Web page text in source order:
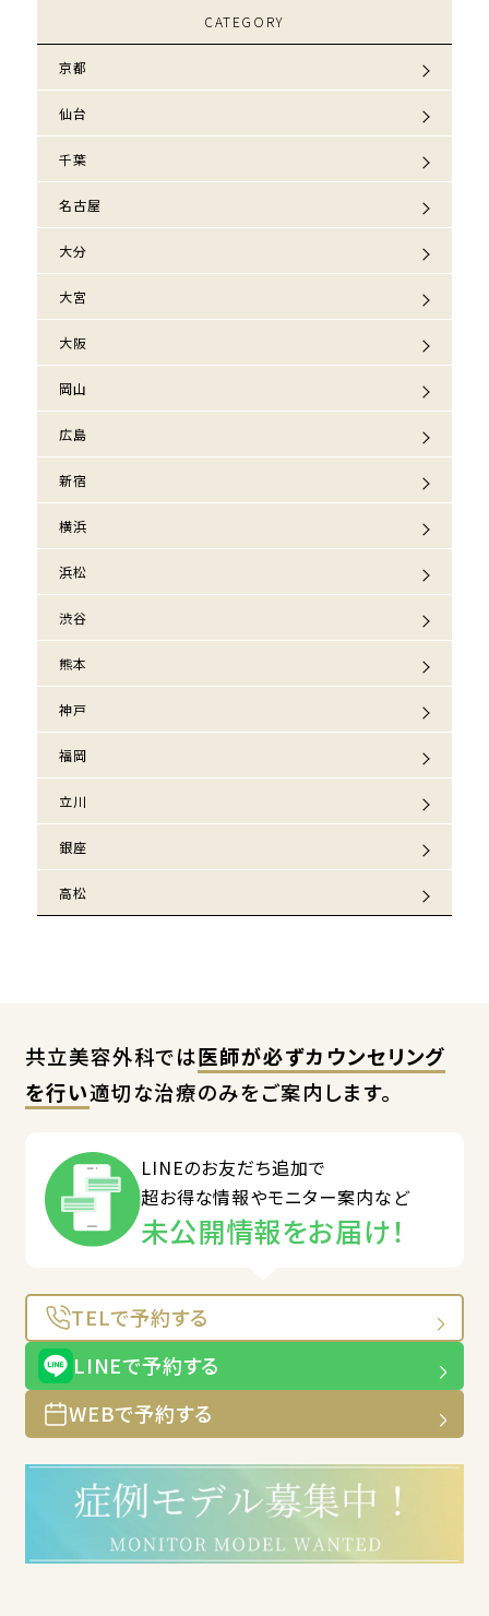
CATEGORY
京都
仙台
千葉
名古屋
大分
大宮
大阪
岡山
広島
新宿
横浜
浜松
渋谷
熊本
神戸
福岡
立川
銀座
高松
共立美容外科では医師が必ずカウンセリング
を行い適切な治療のみをご案内します。
LINEのお友だち追加で
超お得な情報やモニター案内など
未公開情報をお届け！
TELで予約する
LINEで予約する
WEBで予約する